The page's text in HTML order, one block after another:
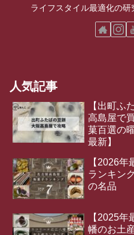
ライフスタイル最適化の研
人気記事
【出町ふ
高島屋で
菓百選の
最新】
【2026
ランキン
の名品
【2025
幡のお土